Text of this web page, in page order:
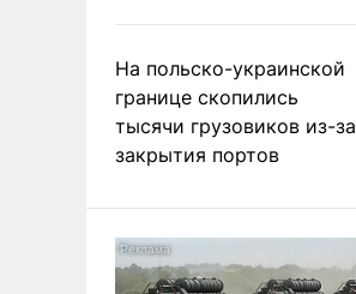
На польско-украинской
границе скопились
тысячи грузовиков из-за
закрытия портов